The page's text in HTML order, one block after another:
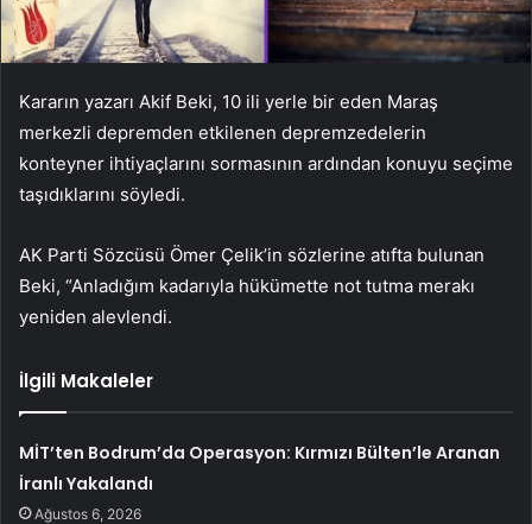
Kararın yazarı Akif Beki, 10 ili yerle bir eden Maraş
merkezli depremden etkilenen depremzedelerin
konteyner ihtiyaçlarını sormasının ardından konuyu seçime
taşıdıklarını söyledi.
AK Parti Sözcüsü Ömer Çelik’in sözlerine atıfta bulunan
Beki, “Anladığım kadarıyla hükümette not tutma merakı
yeniden alevlendi.
İlgili Makaleler
MİT’ten Bodrum’da Operasyon: Kırmızı Bülten’le Aranan
İranlı Yakalandı
Ağustos 6, 2026